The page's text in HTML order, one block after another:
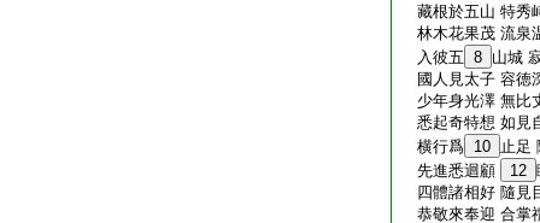
藏根於五山 特秀
林木花果茂 流泉
入彼五 8 山城
國人見太子 容徳
少年身光澤 無比
悉起奇特想 如見
横行爲 10 止足
先進悉迴顧
12
四體諸相好 隨見
恭敬來奉迎 合掌